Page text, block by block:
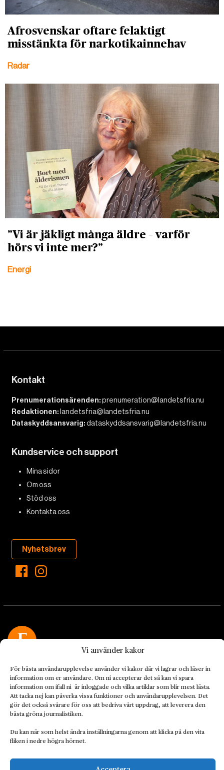
Vi använder kakor
För bästa användarupplevelse använder vi kakor där vi lagrar och läser in
information om er användare. Om ni accepterar det så kan vi spara
information om ifall ni är inloggade och vilka artiklar som blir mest lästa.
Att tacka nej kan påverka vissa funktioner och användarupplevelsen. Det
gör det också svårare för oss att bedriva vårt uppdrag, att leverera den
bästa gröna journalistiken.
Du kan när som helst ändra inställningarna genom att klicka på den vita
fliken i nedre högra hörnet.
Afrosvenskar oftare felaktigt
misstänkta för narkotikainnehav
Radar
”Vi är jäkligt många äldre – varför
hörs vi inte mer?”
Energi
Kontakt
Prenumerationsärenden:prenumeration@landetsfria.nu
Redaktionen: landetsfria@landetsfria.nu
Dataskyddsansvarig:dataskyddsansvarig@landetsfria.nu
Kundservice och support
Mina sidor
Om oss
Stöd oss
Kontakta oss
Nyhetsbrev
det viktigaste som händer lokalt och globalt och med fokus på
omställningsrörelsen. En omställning till ett hållbart samhälle går
både via starka och lika rättigheter för alla människor, minskade
ekonomiska och sociala klyftor, samt utrymme för allt levande att
utvecklas och frodas.
Personuppgiftsbehandling och cookies Sidkarta